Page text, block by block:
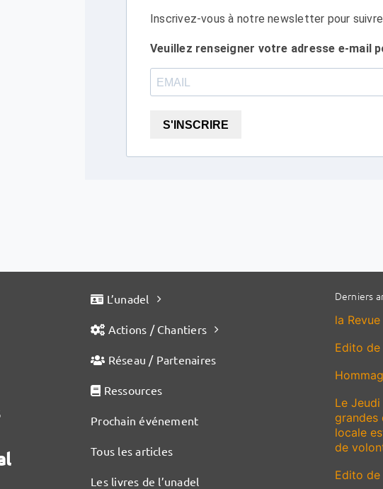
Inscrivez-vous à notre newsletter pour
Veuillez renseigner votre adresse e-mail
S'INSCRIRE
L’unadel
Actions / Chantiers
Réseau / Partenaires
Ressources
Prochain événement
Tous les articles
Les livres de l’unadel
Derniers
la
Edito
Le Jeudi
grandes
locale
de
Edito